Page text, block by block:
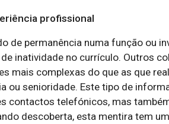
profissional
de permanência numa função ou
inatividade no currículo. Outros
mais complexas do que as que
ou senioridade. Este tipo de
contactos telefónicos, mas
descoberta, esta mentira tem